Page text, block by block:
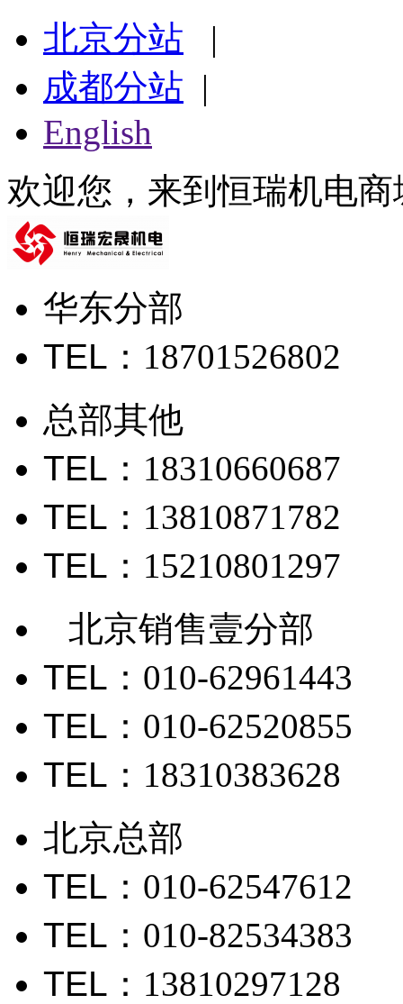
北京分站 |
成都分站 |
English
欢迎您，来到恒瑞机电商
华东分部
TEL ：18701526802
总部其他
TEL ：18310660687
TEL ：13810871782
TEL ：15210801297
北京销售壹分部
TEL ：010-62961443
TEL ：010-62520855
TEL ：18310383628
北京总部
TEL ：010-62547612
TEL ：010-82534383
TEL ：13810297128